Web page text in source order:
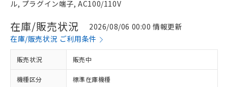
ル, プラグイン端子, AC100/110V
在庫/販売状況
2026/08/06 00:00 情報更新
在庫/販売状況 ご利用条件
販売状況 販売中
機種区分 標準在庫機種